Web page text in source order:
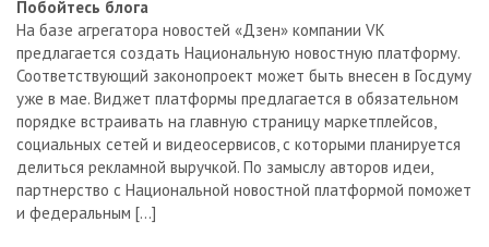
Побойтесь блога
На базе агрегатора новостей «Дзен» компании VK
предлагается создать Национальную новостную платформу.
Соответствующий законопроект может быть внесен в Госдуму
уже в мае. Виджет платформы предлагается в обязательном
порядке встраивать на главную страницу маркетплейсов,
социальных сетей и видеосервисов, с которыми планируется
делиться рекламной выручкой. По замыслу авторов идеи,
партнерство с Национальной новостной платформой поможет
и федеральным […]